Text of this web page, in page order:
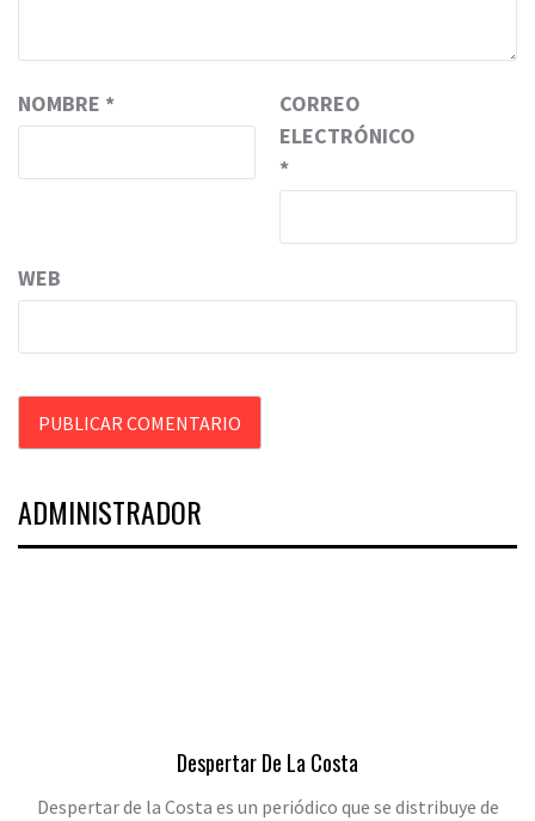
NOMBRE *
CORREO
ELECTRÓNICO
*
WEB
ADMINISTRADOR
Despertar De La Costa
Despertar de la Costa es un periódico que se distribuye de